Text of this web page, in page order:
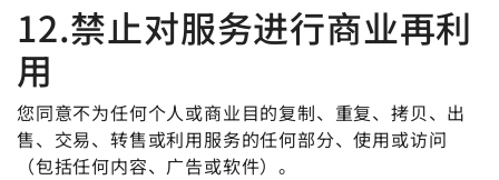
12.禁止对服务进行商业再利
用
您同意不为任何个人或商业目的复制、重复、拷贝、出
售、交易、转售或利用服务的任何部分、使用或访问
（包括任何内容、广告或软件）。